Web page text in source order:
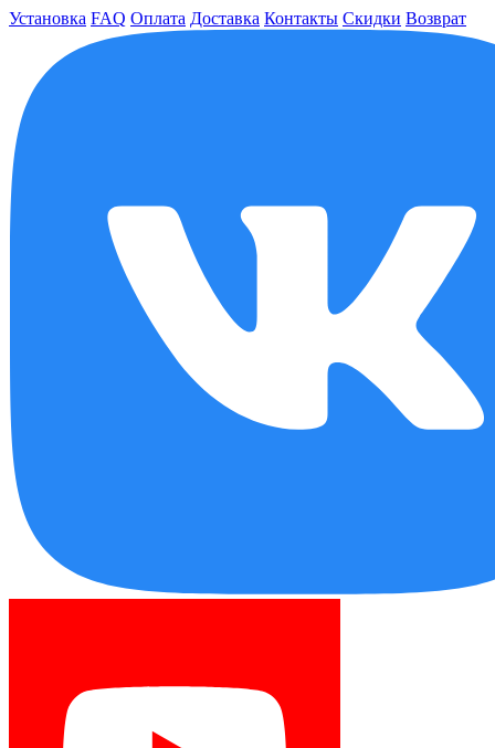
Установка FAQ Оплата Доставка Контакты Скидки Возврат